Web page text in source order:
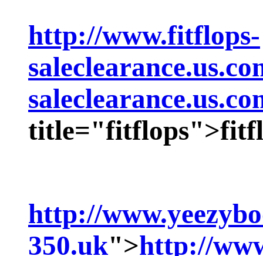
http://www.fitflops-
title="fitflops">
http://
350.uk">http://